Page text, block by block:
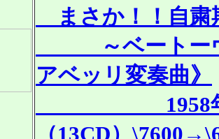
まさか！！自粛
～ベートーヴ
アベッリ変奏曲》
1958年の旧
（13CD）\7600